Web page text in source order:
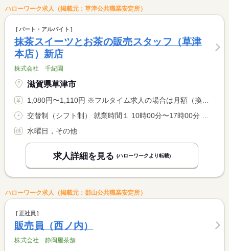
ハローワーク求人（掲載元：草津公共職業安定所）
パート・アルバイト
抹茶スイーツとお茶の販売スタッフ（草津
本店）新店
株式会社 千紀園
滋賀県草津市
1,080円〜1,110円 ※フルタイム求人の場合は月額（換算額）、パート求人の場合は時間額を表示しています。
水曜日，その他
求人詳細を見る (ハローワークより転載)
ハローワーク求人（掲載元：郡山公共職業安定所）
正社員
販売員（西ノ内）
株式会社 静岡屋茶舗